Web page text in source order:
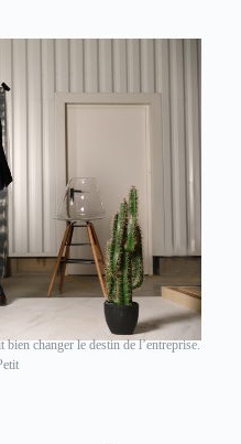
changer le destin de l’entreprise.